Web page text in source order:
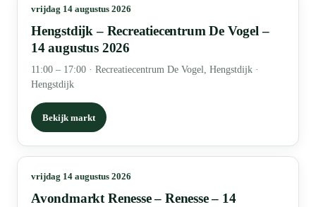
vrijdag 14 augustus 2026
Hengstdijk – Recreatiecentrum De Vogel –
14 augustus 2026
11:00 – 17:00 · Recreatiecentrum De Vogel, Hengstdijk ·
Hengstdijk
Bekijk markt
vrijdag 14 augustus 2026
Avondmarkt Renesse – Renesse – 14